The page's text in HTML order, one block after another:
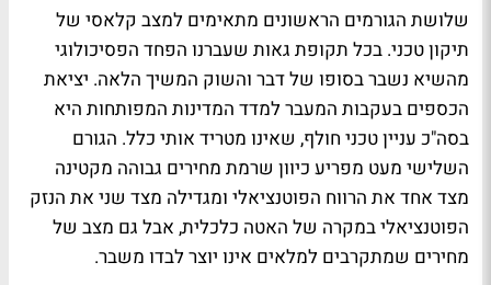
שלושת הגורמים הראשונים מתאימים למצב קלאסי של
תיקון טכני. בכל תקופת גאות שעברנו הפחד הפסיכולוגי
מהשיא נשבר בסופו של דבר והשוק המשיך הלאה. יציאת
הכספים בעקבות המעבר למדד המדינות המפותחות היא
בסה"כ עניין טכני חולף, שאינו מטריד אותי כלל. הגורם
השלישי מעט מפריע כיוון שרמת מחירים גבוהה מקטינה
מצד אחד את הרווח הפוטנציאלי ומגדילה מצד שני את הנזק
הפוטנציאלי במקרה של האטה כלכלית, אבל גם מצב של
מחירים שמתקרבים למלאים אינו יוצר לבדו משבר.